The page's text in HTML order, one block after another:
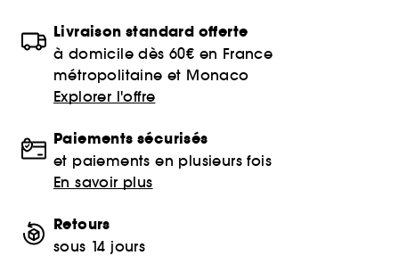
Livraison standard offerte
à domicile dès 60€ en France
métropolitaine et Monaco
Explorer l'offre
Paiements sécurisés
et paiements en plusieurs fois
En savoir plus
Retours
sous 14 jours